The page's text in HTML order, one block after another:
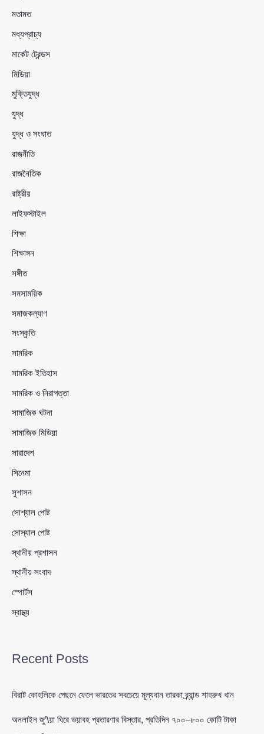
মতামত
মধ্যপ্রাচ্য
মার্কেট ট্রেন্ডস
মিডিয়া
মুক্তিযুদ্ধ
যুদ্ধ
যুদ্ধ ও সংঘাত
রাজনীতি
রাজনৈতিক
রাষ্ট্রীয়
লাইফস্টাইল
শিক্ষা
শিক্ষাঙ্গন
সঙ্গীত
সমসাময়িক
সমাজকল্যাণ
সংস্কৃতি
সামরিক
সামরিক ইতিহাস
সামরিক ও নিরাপত্তা
সামাজিক ঘটনা
সামাজিক মিডিয়া
সারাদেশ
সিনেমা
সুশাসন
সোশ্যাল পোষ্ট
সোস্যাল পোষ্ট
স্থানীয় প্রশাসন
স্থানীয় সংবাদ
স্পোর্টস
স্বাস্থ্য
Recent Posts
বিরাট কোহলিকে পেছনে ফেলে ভারতের সবচেয়ে মূল্যবান তারকা ব্র্যান্ড শাহরুখ খান
অনলাইন জু’\য়া ঘিরে ভয়াবহ প্রতারণার বিস্তার, প্রতিদিন ৭০০–৮০০ কোটি টাকা